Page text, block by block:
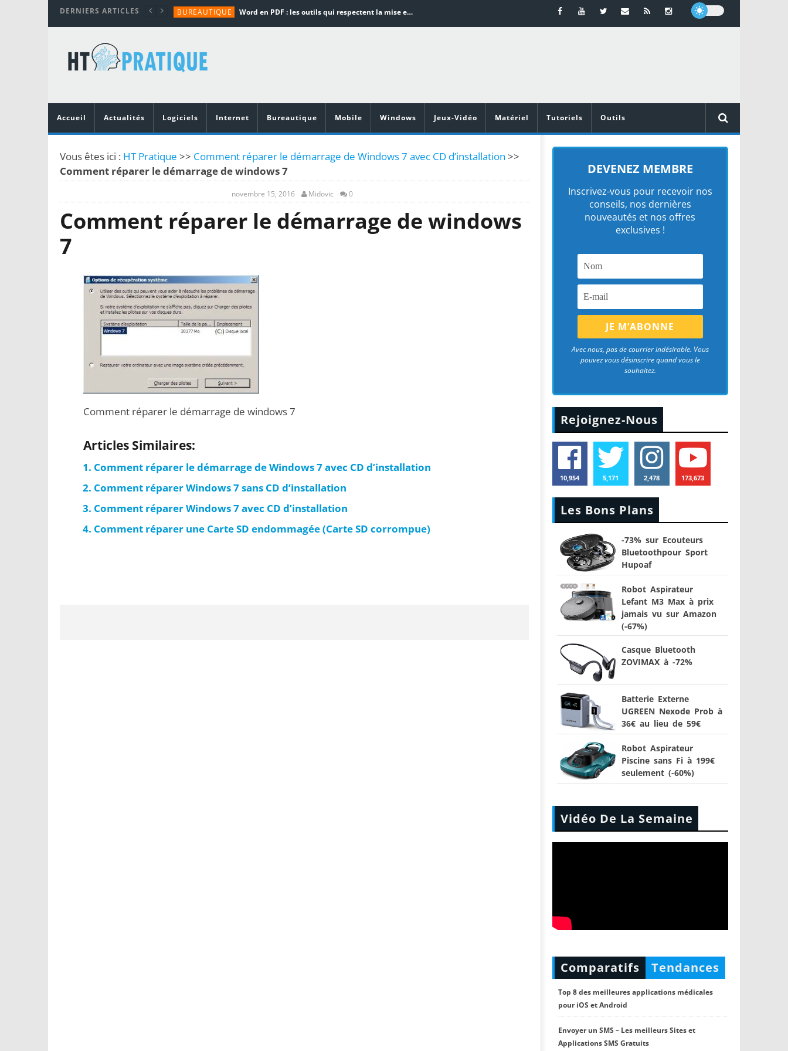
DERNIERS ARTICLES BUREAUTIQUE Word en PDF : les outils qui respectent la mise en page
TUTORIALS
MATÉRIEL
Vidéoprojecteurs Asus : Top 6 des meilleurs modèles de la marque
Accueil
Actualités Logiciels Internet Bureautique Mobile Windows Jeux-Vidéo Matériel Tutoriels Outils
Vous êtes ici : HT Pratique >> Comment réparer le démarrage de Windows 7 avec CD d’installation >>
Comment réparer le démarrage de windows 7
novembre 15, 2016 Midovic 0
Comment réparer le démarrage de windows
7
Comment réparer le démarrage de windows 7
Articles Similaires:
Comment réparer le démarrage de Windows 7 avec CD d’installation
Comment réparer Windows 7 sans CD d’installation
Comment réparer Windows 7 avec CD d’installation
Comment réparer une Carte SD endommagée (Carte SD corrompue)
DEVENEZ MEMBRE
Inscrivez-vous pour recevoir nos
conseils, nos dernières
nouveautés et nos offres
exclusives !
Avec nous, pas de courrier indésirable. Vous
pouvez vous désinscrire quand vous le
souhaitez.
Rejoignez-Nous
10,954 5,171 2,478 173,673
Les Bons Plans
-73% sur Ecouteurs
Bluetoothpour Sport
Hupoaf
Robot Aspirateur
Lefant M3 Max à prix
jamais vu sur Amazon
(-67%)
Casque Bluetooth
ZOVIMAX à -72%
Batterie Externe
UGREEN Nexode Prob à
36€ au lieu de 59€
Robot Aspirateur
Piscine sans Fi à 199€
seulement (-60%)
Vidéo De La Semaine
Comparatifs Tendances
Top 8 des meilleures applications médicales
pour iOS et Android
Envoyer un SMS – Les meilleurs Sites et
Applications SMS Gratuits